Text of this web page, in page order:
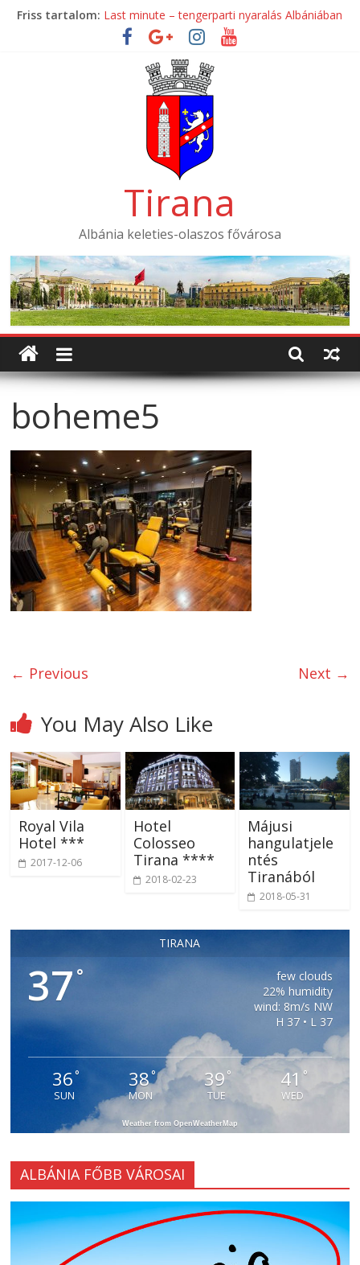
SkipFriss tartalom: Last minute – tengerparti nyaralás Albániában
Mondial Hotel ****
Mak Albania Hotel *****
La Bohème Hotel ****
Tirana International Hotel ****
Tirana
Albánia keleties-olaszos fővárosa
boheme5
← Previous Next →
You May Also Like
Royal Vila
Hotel ***
2017-12-06
Hotel
Colosseo
Tirana ****
2018-02-23
Májusi
hangulatjele
ntés
Tiranából
2018-05-31
TIRANA
37 °
few clouds
22% humidity
wind: 8m/s NW
H 37 • L 37
36°
SUN
38°
MON
39 °
TUE
41 °
WED
Weather from OpenWeatherMap
ALBÁNIA FŐBB VÁROSAI